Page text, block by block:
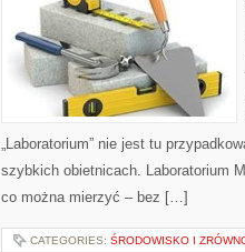
„Laboratorium” nie jest tu
szybkich obietnicach. Laboratorium
co można mierzyć – bez […]
CATEGORIES: ŚRODOWISKO I